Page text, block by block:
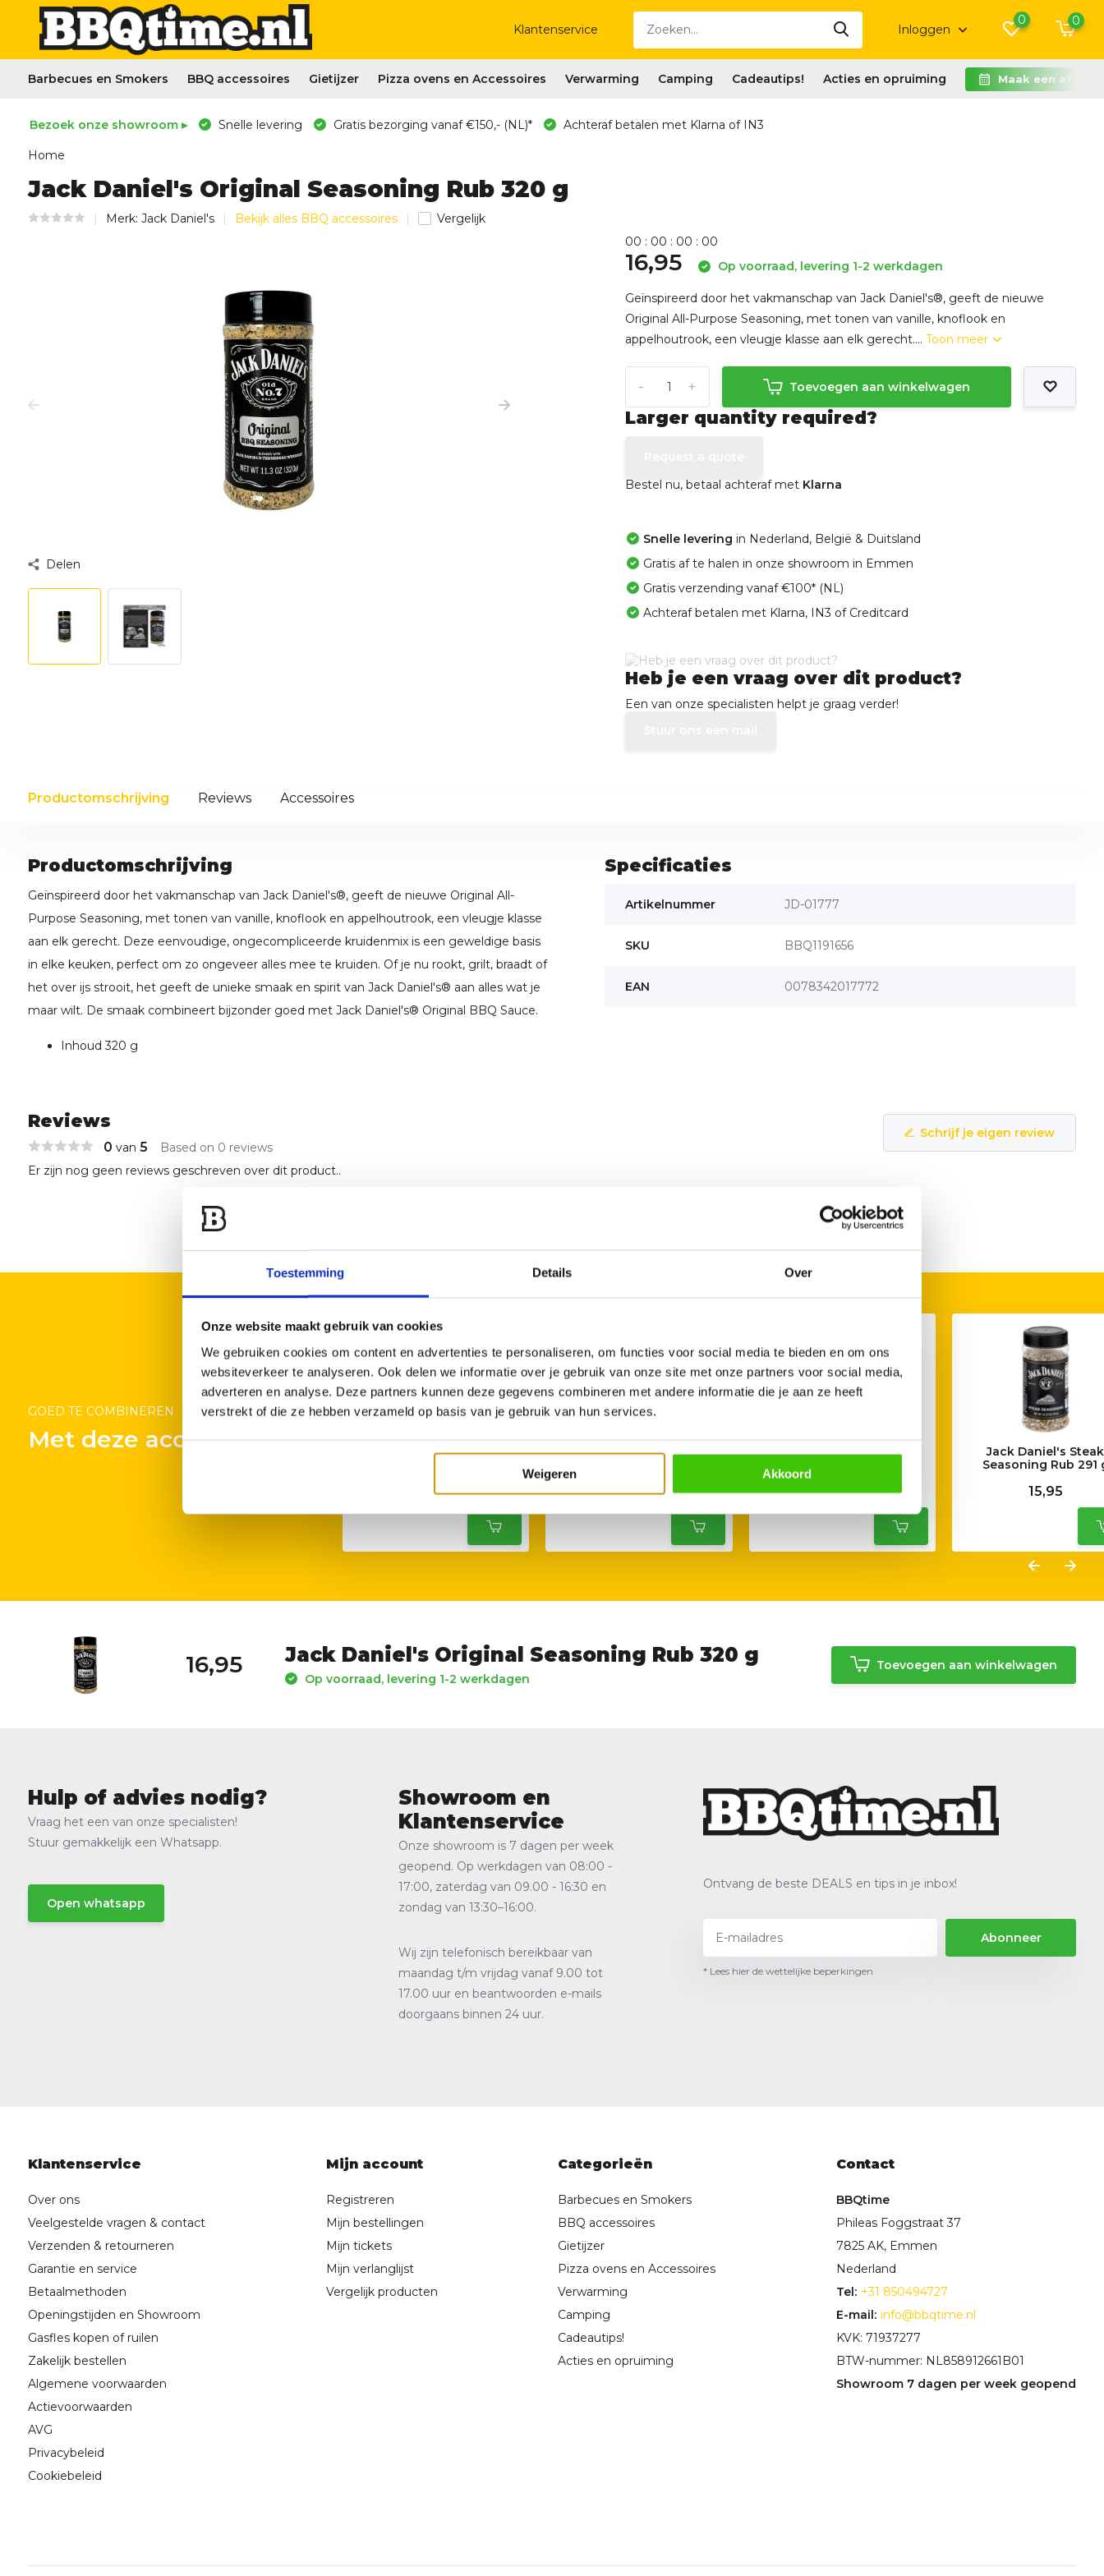
Toestemming Details Over
Onze website maakt gebruik van cookies
We gebruiken cookies om content en advertenties te personaliseren, om functies voor social media te bieden en om ons
websiteverkeer te analyseren. Ook delen we informatie over je gebruik van onze site met onze partners voor social media,
adverteren en analyse. Deze partners kunnen deze gegevens combineren met andere informatie die je aan ze heeft
verstrekt of die ze hebben verzameld op basis van je gebruik van hun services.
Weigeren Akkoord
Klantenservice Inloggen
0 0
Barbecues en Smokers BBQ accessoires Gietijzer Pizza ovens en Accessoires Verwarming Camping Cadeautips! Acties en opruiming Maak een
Bezoek onze showroom ▸ Snelle levering Gratis bezorging vanaf €150,- (NL)* Achteraf betalen met Klarna of IN3
Home
Jack Daniel's Original Seasoning Rub 320 g
Merk: Jack Daniel's Bekijk alles BBQ accessoires Vergelijk
Delen
00 : 00 : 00 : 00
16,95 Op voorraad, levering 1-2 werkdagen
Geïnspireerd door het vakmanschap van Jack Daniel's®, geeft de nieuwe
Original All-Purpose Seasoning, met tonen van vanille, knoflook en
appelhoutrook, een vleugje klasse aan elk gerecht....Toon meer
+
- Toevoegen aan winkelwagen
Larger quantity required?
Bestel nu, betaal achteraf met Klarna
Snelle levering in Nederland, België & Duitsland
Gratis af te halen in onze showroom in Emmen
Gratis verzending vanaf €100* (NL)
Achteraf betalen met Klarna, IN3 of Creditcard
Heb je een vraag over dit product?
Een van onze specialisten helpt je graag verder!
Productomschrijving Reviews Accessoires
Productomschrijving
Geïnspireerd door het vakmanschap van Jack Daniel's®, geeft de nieuwe Original All-
Purpose Seasoning, met tonen van vanille, knoflook en appelhoutrook, een vleugje klasse
aan elk gerecht. Deze eenvoudige, ongecompliceerde kruidenmix is ​​een geweldige basis
in elke keuken, perfect om zo ongeveer alles mee te kruiden. Of je nu rookt, grilt, braadt of
het over ijs strooit, het geeft de unieke smaak en spirit van Jack Daniel's® aan alles wat je
maar wilt. De smaak combineert bijzonder goed met Jack Daniel's® Original BBQ Sauce.
Inhoud 320 g
Specificaties
Artikelnummer JD-01777
SKU BBQ1191656
EAN 0078342017772
Reviews
0 van 5 Based on 0 reviews
Schrijf je eigen review
Er zijn nog geen reviews geschreven over dit product..
GOED TE COMBINEREN
Met deze accessoires
Steak
Jack Daniels Original BBQ
Jack Daniel's Pork Rub 312
14,95
Jack Daniel's Beef Rub 312
14,95
Jack Daniel's Chicken Rub
14,95
Jack Daniel's Steak
Seasoning Rub 291
15,95
16,95 Jack Daniel's Original Seasoning Rub 320 g
Op voorraad, levering 1-2 werkdagen
Toevoegen aan winkelwagen
Hulp of advies nodig?
Vraag het een van onze specialisten!
Stuur gemakkelijk een Whatsapp.
Open whatsapp
Showroom en
Klantenservice
Onze showroom is 7 dagen per week
geopend. Op werkdagen van 08:00 -
17:00, zaterdag van 09.00 - 16:30 en
zondag van 13:30–16:00.
Wij zijn telefonisch bereikbaar van
maandag t/m vrijdag vanaf 9.00 tot
17.00 uur en beantwoorden e-mails
doorgaans binnen 24 uur.
Ontvang de beste DEALS en tips in je inbox!
Abonneer
* Lees hier de wettelijke beperkingen
Klantenservice
Over ons
Veelgestelde vragen & contact
Verzenden & retourneren
Garantie en service
Betaalmethoden
Openingstijden en Showroom
Gasfles kopen of ruilen
Zakelijk bestellen
Algemene voorwaarden
Actievoorwaarden
AVG
Privacybeleid
Cookiebeleid
Mijn account
Registreren
Mijn bestellingen
Mijn tickets
Mijn verlanglijst
Vergelijk producten
Categorieën
Barbecues en Smokers
BBQ accessoires
Gietijzer
Pizza ovens en Accessoires
Verwarming
Camping
Cadeautips!
Acties en opruiming
Contact
BBQtime
Phileas Foggstraat 37
7825 AK, Emmen
Nederland
Tel: +31 850494727
E-mail: info@bbqtime.nl
KVK: 71937277
BTW-nummer: NL858912661B01
Showroom 7 dagen per week geopend